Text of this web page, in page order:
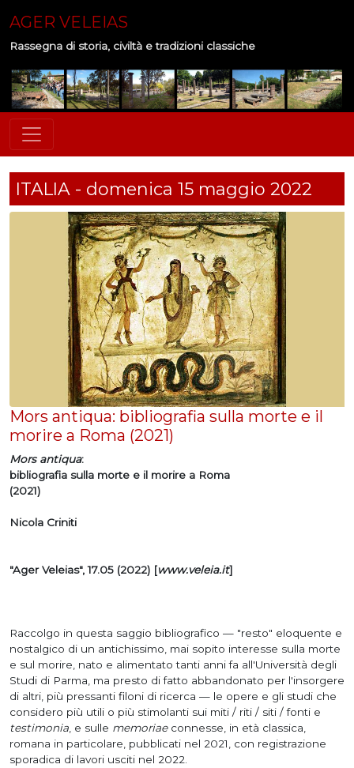
AGER VELEIAS
Rassegna di storia, civiltà e tradizioni classiche
ITALIA - domenica 15 maggio 2022
Mors antiqua: bibliografia sulla morte e il
morire a Roma (2021)
Mors antiqua:
bibliografia sulla morte e il morire a Roma
(2021)
Nicola Criniti
"Ager Veleias", 17.05 (2022) [www.veleia.it]
Raccolgo in questa saggio bibliografico — "resto" eloquente e
nostalgico di un antichissimo, mai sopito interesse sulla morte
e sul morire, nato e alimentato tanti anni fa all'Università degli
Studi di Parma, ma presto di fatto abbandonato per l'insorgere
di altri, più pressanti filoni di ricerca — le opere e gli studi che
considero più utili o più stimolanti sui miti / riti / siti / fonti e
testimonia, e sulle memoriae connesse, in età classica,
romana in particolare, pubblicati nel 2021, con registrazione
sporadica di lavori usciti nel 2022.